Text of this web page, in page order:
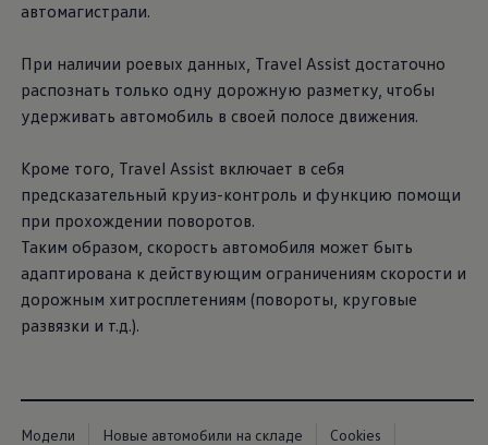
автомагистрали.
При наличии роевых данных, Travel Assist достаточно
распознать только одну дорожную разметку, чтобы
удерживать автомобиль в своей полосе движения.
Кроме того, Travel Assist включает в себя
предсказательный круиз-контроль и функцию помощи
при прохождении поворотов.
Таким образом, скорость автомобиля может быть
адаптирована к действующим ограничениям скорости и
дорожным хитросплетениям (повороты, круговые
развязки и т.д.).
Модели Новые автомобили на складе
Cookies